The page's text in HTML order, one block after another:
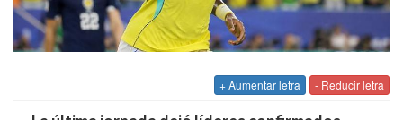
+ Aumentar letra - Reducir letra